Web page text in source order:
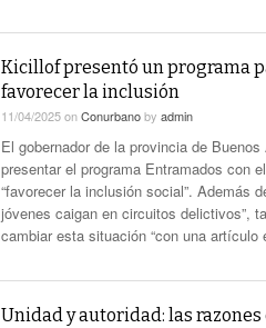
Kicillof presentó un programa
favorecer la inclusión
11/04/2025onConurbanoby admin
El gobernador de la provincia de
presentar el programa Entramados con
“favorecer la inclusión social”. Además
jóvenes caigan en circuitos delictivos”,
cambiar esta situación “con una
Unidad y autoridad: las